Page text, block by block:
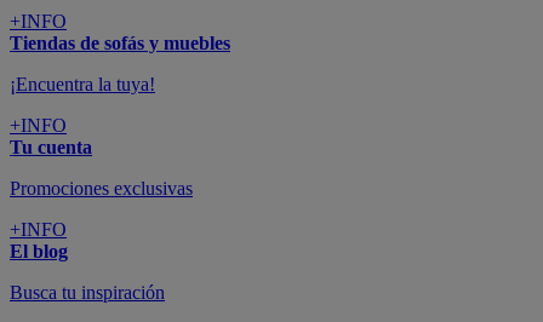
+INFO
Tiendas de sofás y muebles
¡Encuentra la tuya!
+INFO
Tu cuenta
Promociones exclusivas
+INFO
El blog
Busca tu inspiración